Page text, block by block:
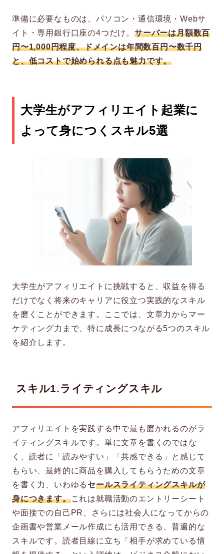
準備に必要なものは、パソコン・通信環境・Webサ
イト・専用銀行口座の4つだけ。 サーバーは月額数百
円〜1,000円程度、ドメインは年間数百円〜数千円
と、低コストで始められる点も魅力です。
大学生がアフィリエイト起業に
よって身につくスキル5選
大学生がアフィリエイトに挑戦すると、収益を得る
だけでなく将来のキャリアに役立つ実践的なスキル
を磨くことができます。ここでは、文章力からマー
ケティング力まで、特に成長につながる5つのスキル
を紹介します。
スキル1.ライティングスキル
アフィリエイトを実践する中で最も磨かれるのがラ
イティングスキルです。単に文章を書くのではな
く、読者に「読みやすい」「共感できる」と感じて
もらい、最終的に商品を購入してもらうための文章
を書く力、いわゆる セールスライティングスキルが
身につきます。これは就職活動のエントリーシート
や面接での自己PR、さらには社会人になってからの
企画書や営業メール作成にも活用できる、普遍的な
スキルです。読者目線に立ち「相手が求めている情